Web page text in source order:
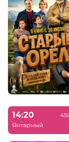
14:20
Янтарный